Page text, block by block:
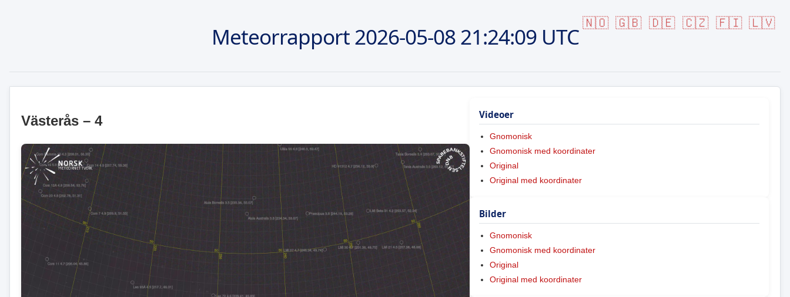
🇳🇴 🇬🇧 🇩🇪 🇨🇿 🇫🇮 🇱🇻
Meteorrapport2026-05-0821:24:09 UTC
Västerås – 4 Videoer
Gnomonisk
Gnomonisk med koordinater
Original
Original med koordinater
Bilder
Gnomonisk
Gnomonisk med koordinater
Original
Original med koordinater